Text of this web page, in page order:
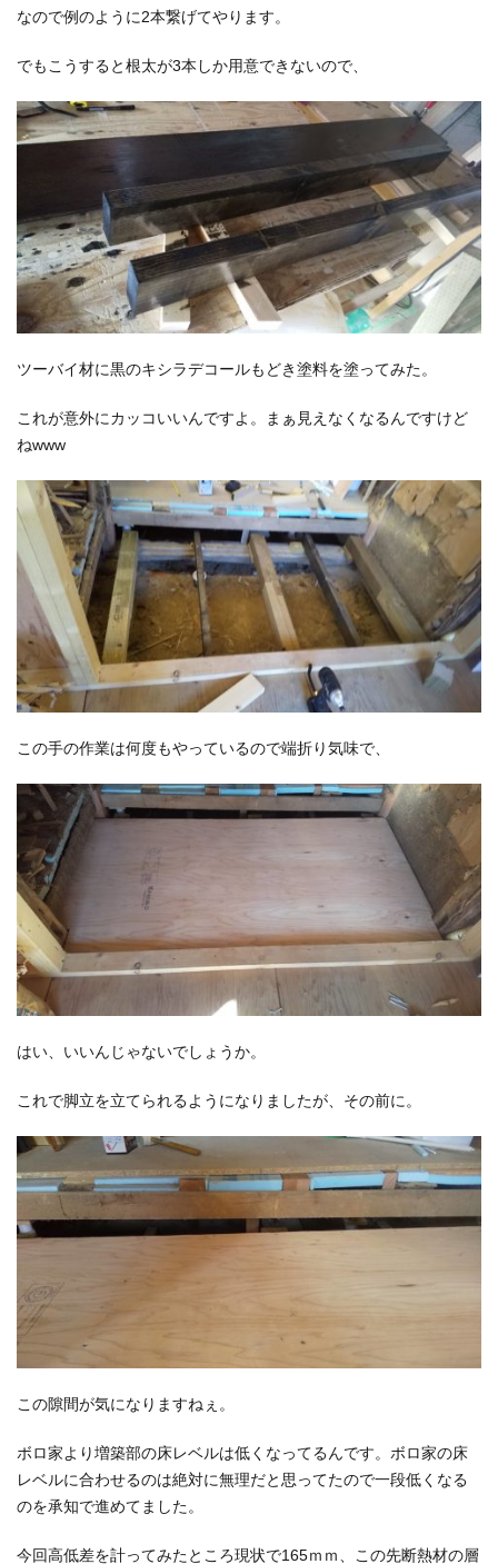
なので例のように2本繋げてやります。
でもこうすると根太が3本しか用意できないので、
ツーバイ材に黒のキシラデコールもどき塗料を塗ってみた。
これが意外にカッコいいんですよ。まぁ見えなくなるんですけど
ねwww
この手の作業は何度もやっているので端折り気味で、
はい、いいんじゃないでしょうか。
これで脚立を立てられるようになりましたが、その前に。
この隙間が気になりますねぇ。
ボロ家より増築部の床レベルは低くなってるんです。ボロ家の床
レベルに合わせるのは絶対に無理だと思ってたので一段低くなる
のを承知で進めてました。
今回高低差を計ってみたところ現状で165ｍｍ、この先断熱材の層